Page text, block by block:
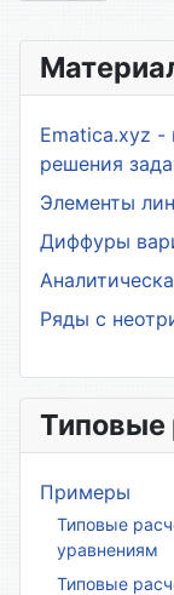
Ematica.xyz -
решения
Элементы
Диффуры
Ряды с
Типовые
Примеры
Типовые
уравнениям
Типовые